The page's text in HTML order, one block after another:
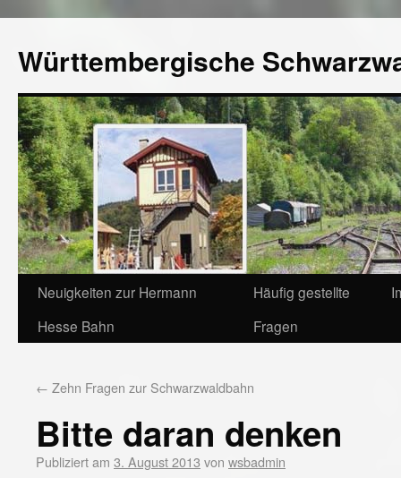
Württembergische
Neuigkeiten zur Hermann
Hesse Bahn
Häufig gestellte
Fragen
← Zehn Fragen zur Schwarzwaldbahn
Bitte daran denken
Publiziert am 3. August 2013 von wsbadmin